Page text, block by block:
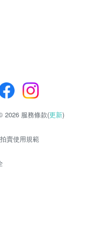
2026 服務條款(更新)
拍賣使用規範